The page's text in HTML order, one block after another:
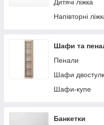
Дитячі ліжка
Напівторні
Шафи та
Пенали
Шафи
Шафи-купе
Банкетки